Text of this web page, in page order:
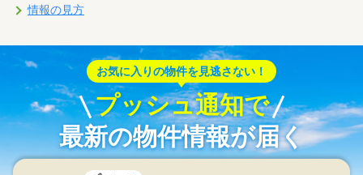
情報の見方
お気に入りの物件を見逃さない！
プッシュ通知で
最新の物件情報が届く